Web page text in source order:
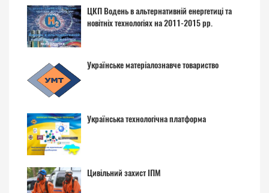
ЦКП Водень в альтернативній енергетиці та
новітніх технологіях на 2011-2015 рр.
Українське матеріалознавче товариство
Українська технологічна платформа
Цивільний захист ІПМ